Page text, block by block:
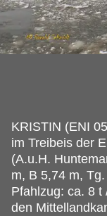
KRISTIN (ENI
im Treibeis der
(A.u.H.
m, B 5,74 m,
Pfahlzug: ca. 8 t
den